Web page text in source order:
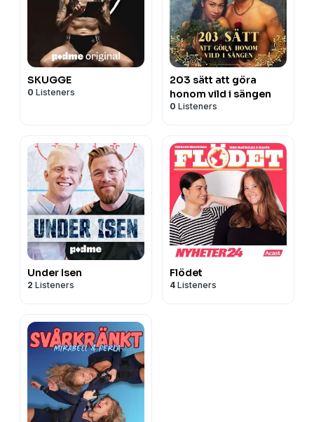
SKUGGE
0 Listeners
203 sätt att göra
honom vild i sängen
0 Listeners
Under Isen
2 Listeners
Flödet
4 Listeners